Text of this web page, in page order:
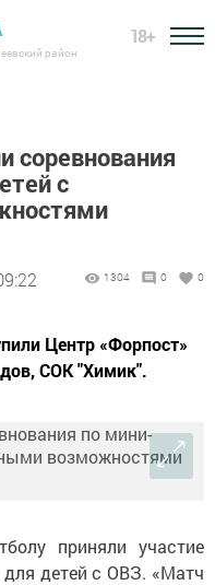
район
18+
соревнования
с
1304 0 0
Центр «Форпост»
СОК "Химик".
приняли участие
детей с ОВЗ. «Матч